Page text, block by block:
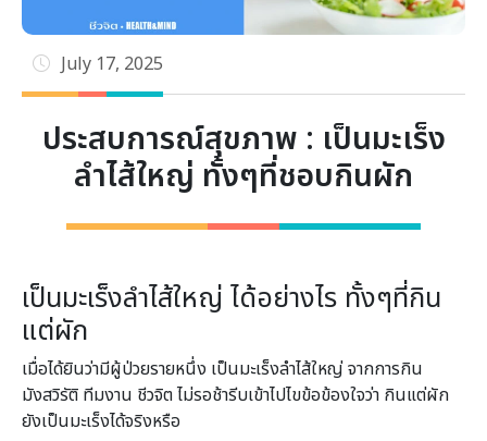
July 17, 2025
ประสบการณ์สุขภาพ : เป็นมะเร็ง
ลำไส้ใหญ่ ทั้งๆที่ชอบกินผัก
เป็นมะเร็งลำไส้ใหญ่ ได้อย่างไร ทั้งๆที่กิน
แต่ผัก
เมื่อได้ยินว่ามีผู้ป่วยรายหนึ่ง เป็นมะเร็งลำไส้ใหญ่ จากการกิน
มังสวิรัติ ทีมงาน ชีวจิต ไม่รอช้ารีบเข้าไปไขข้อข้องใจว่า กินแต่ผัก
ยังเป็นมะเร็งได้จริงหรือ